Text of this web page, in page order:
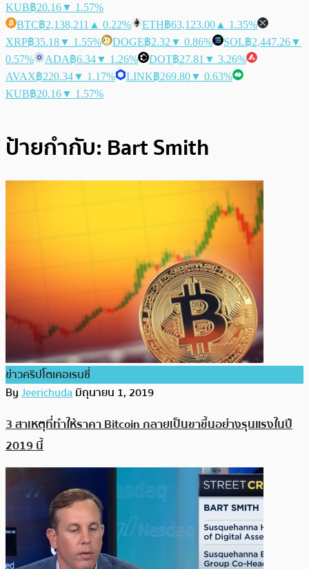
KUB฿20.16▼ 1.57%
BTC฿2,138,211 ▲ 0.22% ETH฿63,123.00 ▲ 1.35%
XRP฿35.18▼ 1.55% DOGE฿2.32 ▼ 0.86% SOL฿2,447.26▼
0.57%
ADA฿6.34▼ 1.26% DOT฿27.81 ▼ 3.26%
AVAX฿220.34▼ 1.17% LINK฿269.80▼ 0.63%
KUB฿20.16▼ 1.57%
ป้ายกำกับ: Bart Smith
ข่าวคริปโตเคอเรนซี่
ByJeerichudaมิถุนายน 1, 2019
3 สาเหตุที่ทำให้ราคา Bitcoin กลายเป็นขาขึ้นอย่างรุนแรงในปี
2019 นี้